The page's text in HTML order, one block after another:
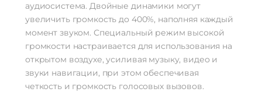
аудиосистема. Двойные динамики могут
увеличить громкость до 400%, наполняя каждый
момент звуком. Специальный режим высокой
громкости настраивается для использования на
открытом воздухе, усиливая музыку, видео и
звуки навигации, при этом обеспечивая
четкость и громкость голосовых вызовов.